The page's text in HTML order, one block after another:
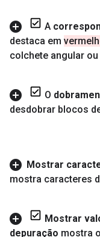
A
destaca em
colchete angular
O
desdobrar blocos
Mostrar
mostra caracteres
Mostrar
depuração mostra